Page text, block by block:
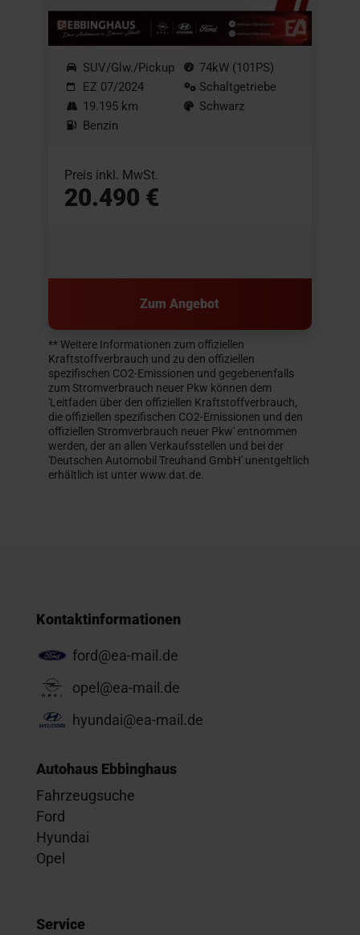
SUV/Glw./Pickup
EZ 07/2024
19.195 km
Benzin
74kW (101PS)
Schaltgetriebe
Schwarz
Preis inkl. MwSt.
20.490 €
Zum Angebot
** Weitere Informationen zum offiziellen
Kraftstoffverbrauch und zu den offiziellen
spezifischen CO2-Emissionen und gegebenenfalls
zum Stromverbrauch neuer Pkw können dem
'Leitfaden über den offiziellen Kraftstoffverbrauch,
die offiziellen spezifischen CO2-Emissionen und den
offiziellen Stromverbrauch neuer Pkw' entnommen
werden, der an allen Verkaufsstellen und bei der
'Deutschen Automobil Treuhand GmbH' unentgeltlich
erhältlich ist unter www.dat.de.
Kontaktinformationen
ford@ea-mail.de
opel@ea-mail.de
hyundai@ea-mail.de
Autohaus Ebbinghaus
Fahrzeugsuche
Ford
Hyundai
Opel
Service